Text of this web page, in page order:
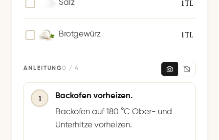
1 TL
Salz
1 TL
Brotgewürz
ANLEITUNG0 / 4
1
Backofen vorheizen.
Backofen auf 180 °C Ober- und
Unterhitze vorheizen.